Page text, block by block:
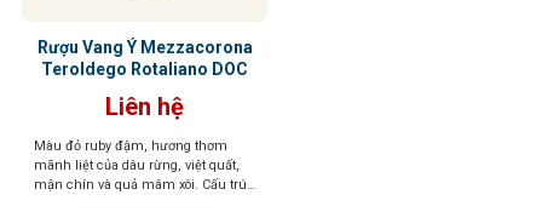
Rượu Vang Ý Mezzacorona
Teroldego Rotaliano DOC
Liên hệ
Màu đỏ ruby đậm, hương thơm
mãnh liệt của dâu rừng, việt quất,
mận chín và quả mâm xôi. Cấu trúc